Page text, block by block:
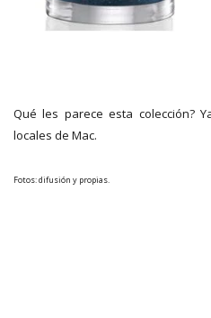
Qué les parece esta colección?
locales de Mac.
Fotos: difusión y propias.